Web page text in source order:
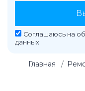
Соглашаюсь на
данных
Главная